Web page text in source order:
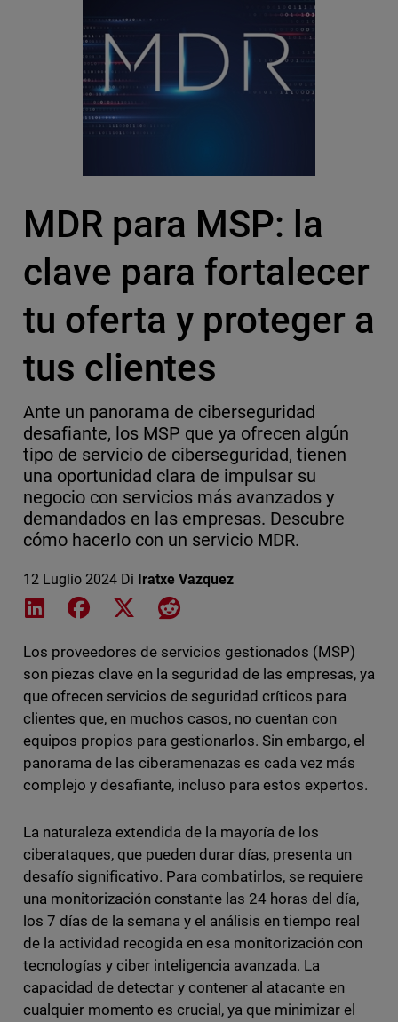
MDR para MSP: la
clave para fortalecer
tu oferta y proteger a
tus clientes
Ante un panorama de ciberseguridad
desafiante, los MSP que ya ofrecen algún
tipo de servicio de ciberseguridad, tienen
una oportunidad clara de impulsar su
negocio con servicios más avanzados y
demandados en las empresas. Descubre
cómo hacerlo con un servicio MDR.
12 Luglio 2024 Di Iratxe Vazquez
Share on LinkedIn
Share on Facebook
Share on XShare on Reddit
Los proveedores de servicios gestionados (MSP)
son piezas clave en la seguridad de las empresas, ya
que ofrecen servicios de seguridad críticos para
clientes que, en muchos casos, no cuentan con
equipos propios para gestionarlos. Sin embargo, el
panorama de las ciberamenazas es cada vez más
complejo y desafiante, incluso para estos expertos.
La naturaleza extendida de la mayoría de los
ciberataques, que pueden durar días, presenta un
desafío significativo. Para combatirlos, se requiere
una monitorización constante las 24 horas del día,
los 7 días de la semana y el análisis en tiempo real
de la actividad recogida en esa monitorización con
tecnologías y ciber inteligencia avanzada. La
capacidad de detectar y contener al atacante en
cualquier momento es crucial, ya que minimizar el